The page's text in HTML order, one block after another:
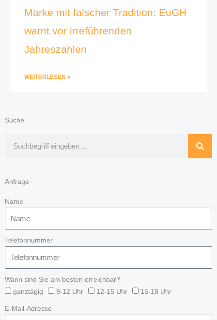
Marke mit falscher Tradition: EuGH
warnt vor irreführenden
Jahreszahlen
WEITERLESEN »
Suche
Anfrage
Name
Telefonnummer
Wann sind Sie am besten erreichbar?
ganztägig
9-12 Uhr 12-15 Uhr 15-18 Uhr
E-Mail-Adresse